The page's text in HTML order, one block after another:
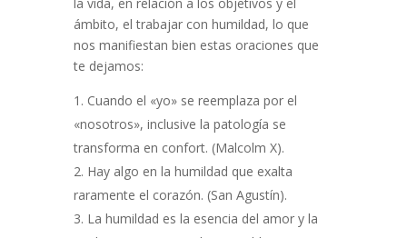
ámbito, el trabajar con humildad, lo que
nos manifiestan bien estas oraciones que
te dejamos:
Cuando el «yo» se reemplaza por el
«nosotros», inclusive la patología se
transforma en confort. (Malcolm X).
Hay algo en la humildad que exalta
raramente el corazón. (San Agustín).
La humildad es la esencia del amor y la